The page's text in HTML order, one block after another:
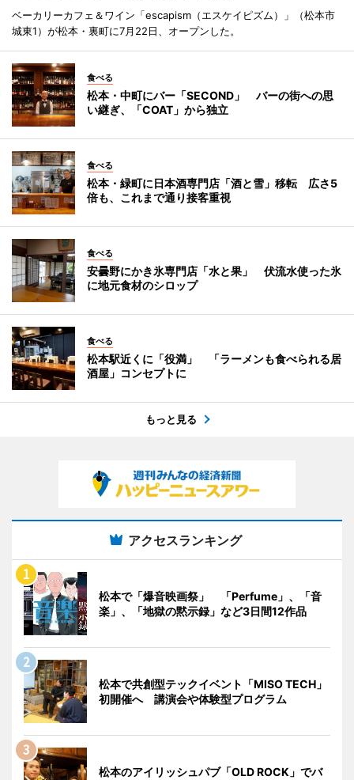
ベーカリーカフェ＆ワイン「escapism（エスケイピズム）」（松本市
城東1）が松本・裏町に7月22日、オープンした。
食べる
松本・中町にバー「SECOND」 バーの街への思
い継ぎ、「COAT」から独立
食べる
松本・緑町に日本酒専門店「酒と雪」移転 広さ5
倍も、これまで通り接客重視
食べる
安曇野にかき氷専門店「水と果」 伏流水使った氷
に地元食材のシロップ
食べる
松本駅近くに「役満」 「ラーメンも食べられる居
酒屋」コンセプトに
もっと見る
アクセスランキング
松本で「爆音映画祭」 「Perfume」、「音
楽」、「地獄の黙示録」など3日間12作品
松本で共創型テックイベント「MISO TECH」
初開催へ 講演会や体験型プログラム
松本のアイリッシュパブ「OLD ROCK」でバ